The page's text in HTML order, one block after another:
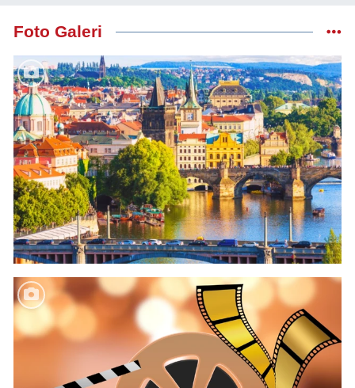
Foto Galeri